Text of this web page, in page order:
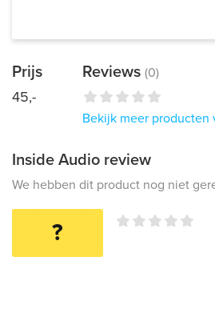
Prijs
45,-
Reviews (0)
Bekijk meer producten
Inside Audio review
We hebben dit product nog niet
?